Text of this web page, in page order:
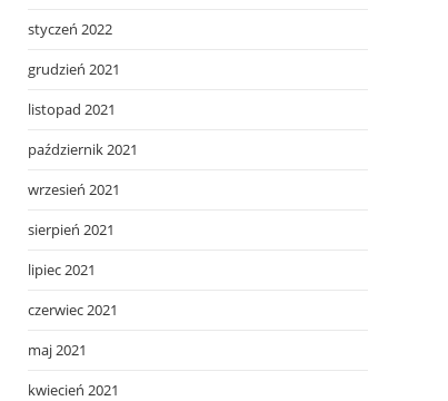
styczeń 2022
grudzień 2021
listopad 2021
październik 2021
wrzesień 2021
sierpień 2021
lipiec 2021
czerwiec 2021
maj 2021
kwiecień 2021